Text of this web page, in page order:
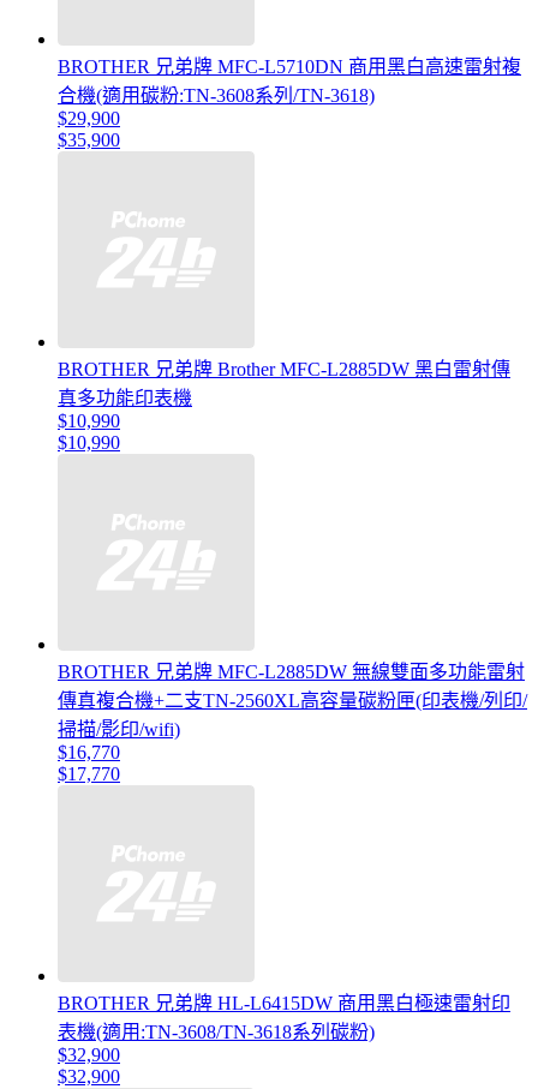
BROTHER 兄弟牌 MFC-L5710DN 商用黑白高速雷射複
合機(適用碳粉:TN-3608系列/TN-3618)
$29,900
$35,900
BROTHER 兄弟牌 Brother MFC-L2885DW 黑白雷射傳
真多功能印表機
$10,990
$10,990
BROTHER 兄弟牌 MFC-L2885DW 無線雙面多功能雷射
傳真複合機+二支TN-2560XL高容量碳粉匣(印表機/列印/
掃描/影印/wifi)
$16,770
$17,770
BROTHER 兄弟牌 HL-L6415DW 商用黑白極速雷射印
表機(適用:TN-3608/TN-3618系列碳粉)
$32,900
$32,900